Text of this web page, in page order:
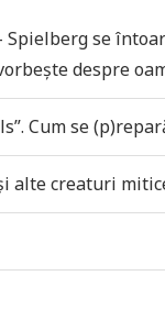
Spielberg se
despre
Cum se
alte creaturi